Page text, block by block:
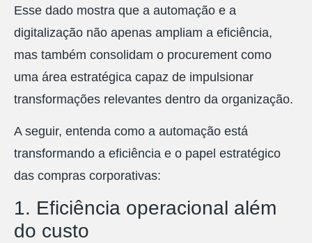
Esse dado mostra que a automação e a
digitalização não apenas ampliam a eficiência,
mas também consolidam o procurement como
uma área estratégica capaz de impulsionar
transformações relevantes dentro da organização.
A seguir, entenda como a automação está
transformando a eficiência e o papel estratégico
das compras corporativas:
1. Eficiência operacional além
do custo